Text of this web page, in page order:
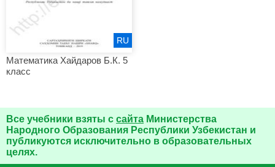
Математика Хайдаров Б.К. 5
класс
RU
Все учебники взяты с сайта Министерства
Народного Образования Республики Узбекистан и
публикуются исключительно в образовательных
целях.